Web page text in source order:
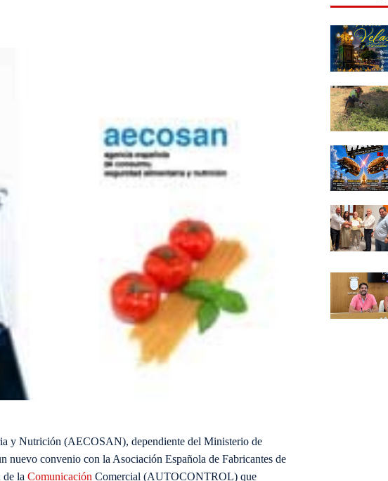
y Nutrición (AECOSAN), dependiente del Ministerio de
nuevo convenio con la Asociación Española de Fabricantes de
la Comunicación Comercial (AUTOCONTROL) que